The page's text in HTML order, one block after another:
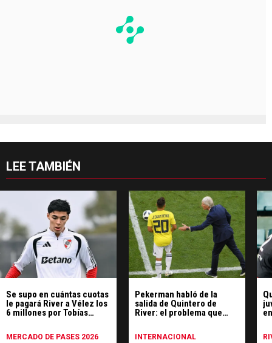
LEE TAMBIÉN
Se supo en cuántas cuotas
le pagará River a Vélez los
6 millones por Tobías
MERCADO DE PASES 2026
Pekerman habló de la
salida de Quintero de
River: el problema que
INTERNACIONAL